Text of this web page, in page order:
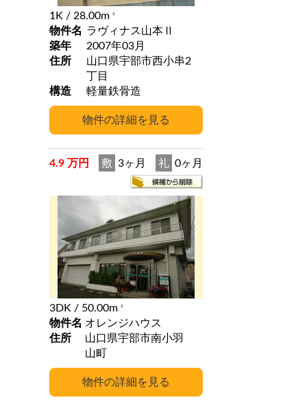
1K / 28.00m 2
物件名 ラヴィナス山本Ⅱ
築年
2007年03月
住所
山口県宇部市西小串2
丁目
構造
軽量鉄骨造
4.9 万円 敷 3ヶ月 礼 0ヶ月
3DK / 50.00m 2
物件名 オレンジハウス
住所
山口県宇部市南小羽
山町